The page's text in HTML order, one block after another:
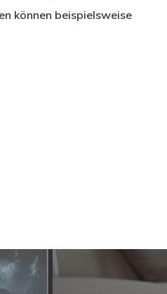
können beispielsweise